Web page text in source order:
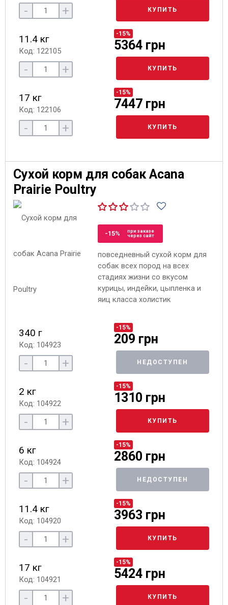
- + КУПИТЬ
11.4 кг
Код: 122105
-15%
5364 грн
- + КУПИТЬ
17 кг
Код: 122106
-15%
7447 грн
- + КУПИТЬ
Сухой корм для собак Acana
Prairie Poultry
-15%
при заказе
через сайт
повседневный сухой корм для
собак всех пород на всех
стадиях жизни со вкусом
курицы, индейки, цыпленка и
яиц класса холистик
340 г
Код: 104923
-15%
209 грн
- + НЕДОСТУПЕН
2 кг
Код: 104922
-15%
1310 грн
- + КУПИТЬ
6 кг
Код: 104924
-15%
2860 грн
- + НЕДОСТУПЕН
11.4 кг
Код: 104920
-15%
3963 грн
- + КУПИТЬ
17 кг
Код: 104921
-15%
5424 грн
- + КУПИТЬ